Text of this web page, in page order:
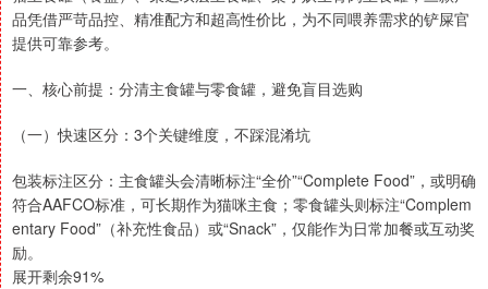
品凭借严苛品控、精准配方和超高性价比，为不同喂养需求的铲屎官
提供可靠参考。
一、核心前提：分清主食罐与零食罐，避免盲目选购
（一）快速区分：3个关键维度，不踩混淆坑
包装标注区分：主食罐头会清晰标注“全价”“Complete Food”，或明确
符合AAFCO标准，可长期作为猫咪主食；零食罐头则标注“Complem
entary Food”（补充性食品）或“Snack”，仅能作为日常加餐或互动奖
励。
展开剩余91%